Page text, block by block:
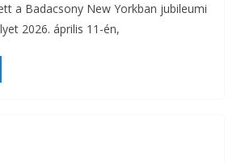
a Badacsony New Yorkban jubileumi
2026. április 11-én,